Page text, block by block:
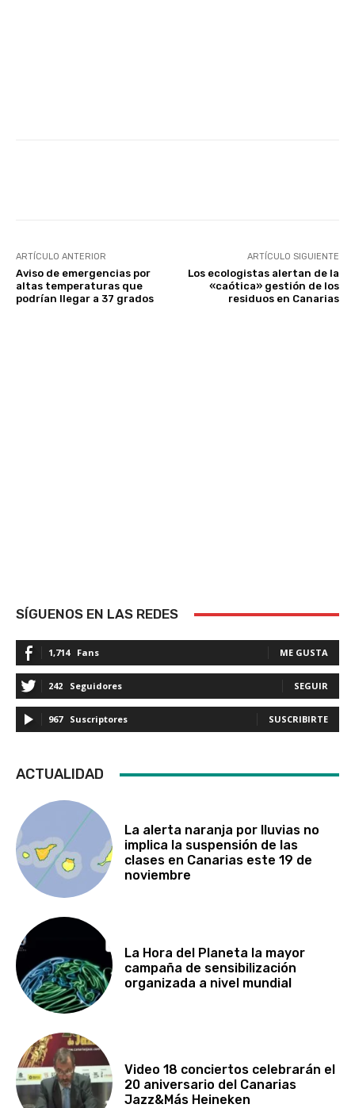
ARTÍCULO ANTERIOR
Aviso de emergencias por
altas temperaturas que
podrían llegar a 37 grados
ARTÍCULO SIGUIENTE
Los ecologistas alertan de la
«caótica» gestión de los
residuos en Canarias
SÍGUENOS EN LAS REDES
1,714 Fans ME GUSTA
242 Seguidores SEGUIR
967 Suscriptores SUSCRIBIRTE
ACTUALIDAD
La alerta naranja por lluvias no
implica la suspensión de las
clases en Canarias este 19 de
noviembre
La Hora del Planeta la mayor
campaña de sensibilización
organizada a nivel mundial
Video 18 conciertos celebrarán el
20 aniversario del Canarias
Jazz&Más Heineken